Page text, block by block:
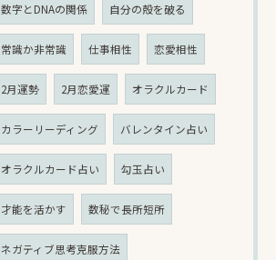
数字とDNAの関係 自分の殻を破る
常識か非常識 仕事相性 恋愛相性
2月運勢 2月恋愛運 オラクルカード
カラーリーディング バレンタイン占い
オラクルカード占い 勾玉占い
才能を活かす 数秘で長所短所
ネガティブ思考克服方法